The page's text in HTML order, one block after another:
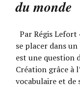
du monde
Par Régis Lefort
se placer dans
est une question
Création grâce à
vocabulaire et de